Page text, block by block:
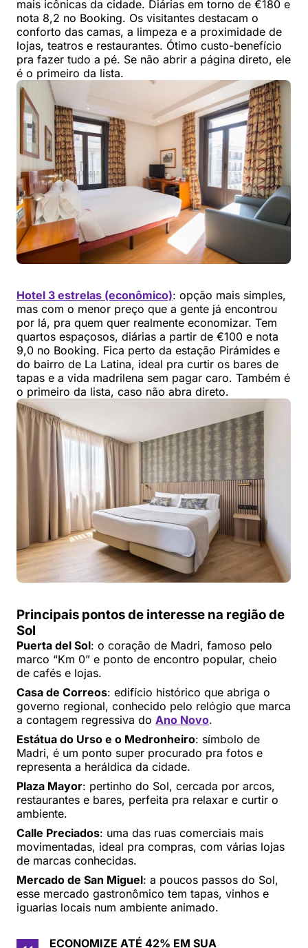
mais icônicas da cidade. Diárias em torno de €180 e
nota 8,2 no Booking. Os visitantes destacam o
conforto das camas, a limpeza e a proximidade de
lojas, teatros e restaurantes. Ótimo custo-benefício
pra fazer tudo a pé. Se não abrir a página direto, ele
é o primeiro da lista.
Hotel 3 estrelas (econômico): opção mais simples,
mas com o menor preço que a gente já encontrou
por lá, pra quem quer realmente economizar. Tem
quartos espaçosos, diárias a partir de €100 e nota
9,0 no Booking. Fica perto da estação Pirámides e
do bairro de La Latina, ideal pra curtir os bares de
tapas e a vida madrilena sem pagar caro. Também é
o primeiro da lista, caso não abra direto.
Principais pontos de interesse na região de
Sol
Puerta del Sol: o coração de Madri, famoso pelo
marco “Km 0” e ponto de encontro popular, cheio
de cafés e lojas.
Casa de Correos: edifício histórico que abriga o
governo regional, conhecido pelo relógio que marca
a contagem regressiva do Ano Novo.
Estátua do Urso e o Medronheiro: símbolo de
Madri, é um ponto super procurado pra fotos e
representa a heráldica da cidade.
Plaza Mayor: pertinho do Sol, cercada por arcos,
restaurantes e bares, perfeita pra relaxar e curtir o
ambiente.
Calle Preciados: uma das ruas comerciais mais
movimentadas, ideal pra compras, com várias lojas
de marcas conhecidas.
Mercado de San Miguel: a poucos passos do Sol,
esse mercado gastronômico tem tapas, vinhos e
iguarias locais num ambiente animado.
ECONOMIZE ATÉ 42% EM SUA